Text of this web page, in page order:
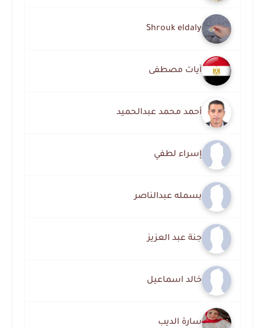
Shrouk eldaly
آيات مصطفى
أحمد محمد عبدالحميد
إسراء لطفي
بسمله عبدالناصر
جنة عبد العزيز
خالد اسماعيل
سارة الديب